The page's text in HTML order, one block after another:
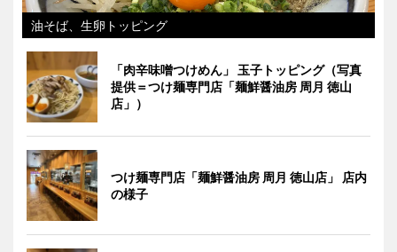
油そば、生卵トッピング
「肉辛味噌つけめん」 玉子トッピング（写真
提供＝つけ麺専門店「麺鮮醤油房 周月 徳山
店」）
つけ麺専門店「麺鮮醤油房 周月 徳山店」 店内
の様子